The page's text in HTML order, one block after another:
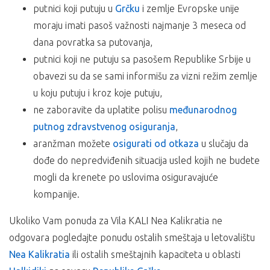
fakultativnih izleta koji nisu sastavni deo programa
putovanja,
boravišnu taksu u Grčkoj dnevno po smeštajnoj jedinici:
privatan smeštaj – 2€, koja se plaća na licu mesta
AUTOBUSKI PREVOZ:
iz cenovnika publikovanih na ovom sajtu. Dva dana pre
početka putovanja, putnici se obaveštavaju o tačnom
vremenu i mestu polaska autobusa.
Povratak je poslednjeg dana boravka po datumu iz
tabele u cenovniku (vreme polaska i povratka
obavezno proveriti u agenciji).
aranžmana je 30 putnika.
Ukoliko Vam ponuda za Vila KALI Nea Kalikratia ne odgovara
pogledajte ponudu ostalih smeštaja u letovalištu Nea
Kalikratiaili ostalih smeštajnih kapaciteta u oblastiHalkidikina
Republike Grčke
putnici koji putuju u Grčku i zemlje Evropske unije
moraju imati pasoš važnosti najmanje 3 meseca od
dana povratka sa putovanja,
putnici koji ne putuju sa pasošem Republike Srbije u
obavezi su da se sami informišu za vizni režim zemlje
u koju putuju i kroz koje putuju,
ne zaboravite da uplatite polisu međunarodnog
putnog zdravstvenog osiguranja,
aranžman možete osigurati od otkaza u slučaju da
dođe do nepredviđenih situacija usled kojih ne budete
mogli da krenete po uslovima osiguravajuće
kompanije.
Ukoliko Vam ponuda za Vila KALI Nea Kalikratia ne
odgovara pogledajte ponudu ostalih smeštaja u letovalištu
Nea Kalikratia ili ostalih smeštajnih kapaciteta u oblasti